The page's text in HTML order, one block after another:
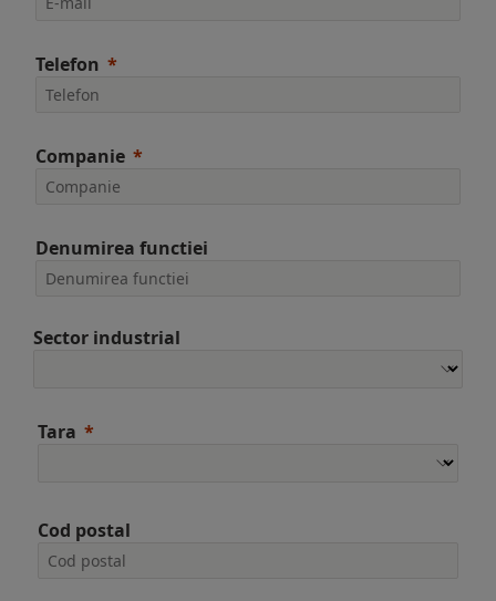
Telefon
Companie
Denumirea functiei
Sector industrial
Tara
Cod postal